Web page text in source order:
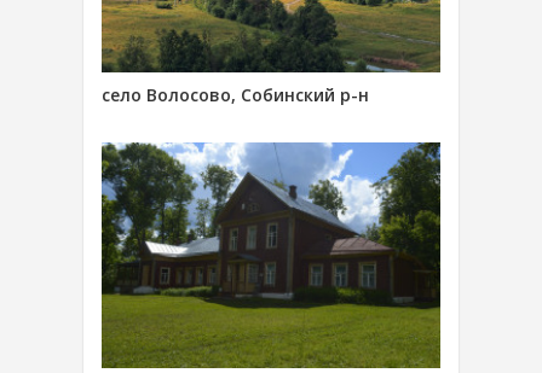
село Волосово, Собинский р-н